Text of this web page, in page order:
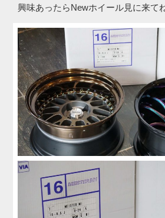
興味あったらNewホイール見に来て